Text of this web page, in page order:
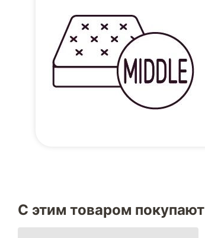
С этим товаром покупают